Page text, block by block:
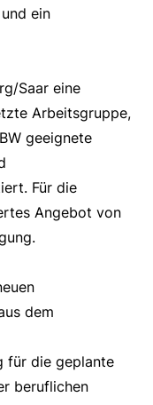
ein
Saar eine
Arbeitsgruppe,
geeignete
Für die
Angebot von
dem
für die geplante
beruflichen